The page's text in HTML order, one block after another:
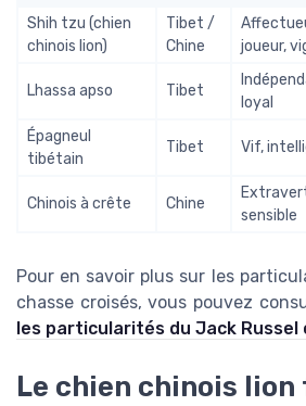
Shih tzu (chien
chinois lion)
Tibet /
Chine
joueur,
Lhassa apso Tibet
loyal
Épagneul
tibétain
Tibet Vif,
Chinois à crête Chine
sensible
Pour en savoir plus sur les
chasse croisés, vous pouvez
les particularités du Jack Russel
Le chien chinois lion